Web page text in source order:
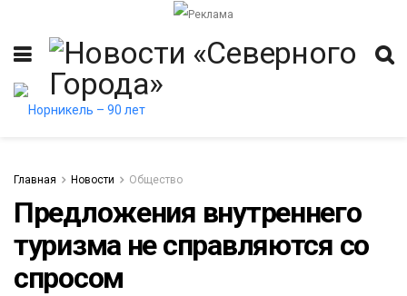
Главная Новости Общество
Предложения внутреннего
туризма не справляются со
спросом